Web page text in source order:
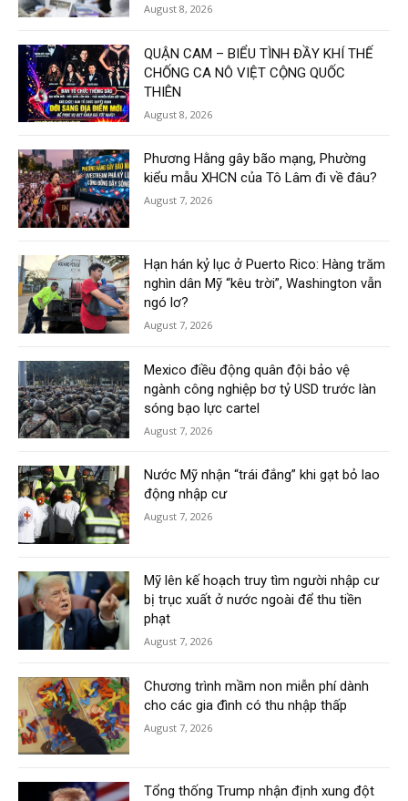
August 8, 2026
QUẬN CAM – BIỂU TÌNH ĐẦY KHÍ THẾ
CHỐNG CA NÔ VIỆT CỘNG QUỐC
THIÊN
August 8, 2026
Phương Hằng gây bão mạng, Phường
kiểu mẫu XHCN của Tô Lâm đi về đâu?
August 7, 2026
Hạn hán kỷ lục ở Puerto Rico: Hàng trăm
nghìn dân Mỹ “kêu trời”, Washington vẫn
ngó lơ?
August 7, 2026
Mexico điều động quân đội bảo vệ
ngành công nghiệp bơ tỷ USD trước làn
sóng bạo lực cartel
August 7, 2026
Nước Mỹ nhận “trái đắng” khi gạt bỏ lao
động nhập cư
August 7, 2026
Mỹ lên kế hoạch truy tìm người nhập cư
bị trục xuất ở nước ngoài để thu tiền
phạt
August 7, 2026
Chương trình mầm non miễn phí dành
cho các gia đình có thu nhập thấp
August 7, 2026
Tổng thống Trump nhận định xung đột